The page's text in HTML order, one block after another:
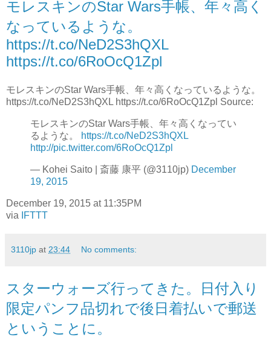
モレスキンのStar Wars手帳、年々高く
なっているような。
https://t.co/NeD2S3hQXL
https://t.co/6RoOcQ1Zpl
モレスキンのStar Wars手帳、年々高くなっているような。
https://t.co/NeD2S3hQXL https://t.co/6RoOcQ1Zpl Source:
モレスキンのStar Wars手帳、年々高くなってい
るような。
https://t.co/NeD2S3hQXL
http://pic.twitter.com/6RoOcQ1Zpl
— Kohei Saito | 斎藤 康平 (@3110jp) December
19, 2015
December 19, 2015 at 11:35PM
via
IFTTT
3110jp at 23:44 No comments:
スターウォーズ行ってきた。日付入り
限定パンフ品切れで後日着払いで郵送
ということに。